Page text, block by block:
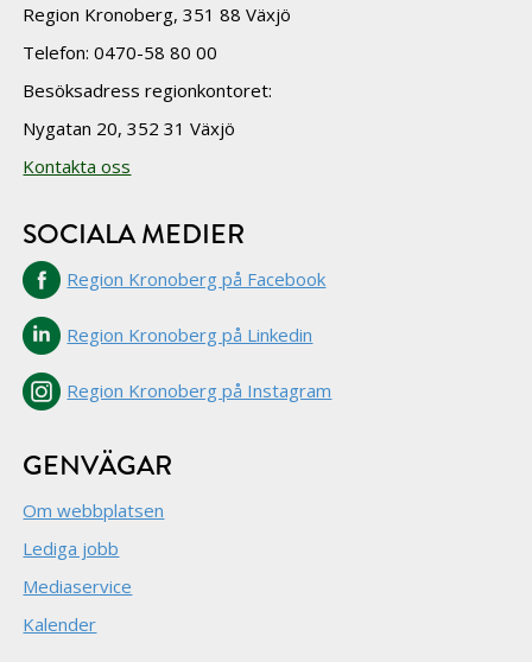
Region Kronoberg, 351 88 Växjö
Telefon: 0470-58 80 00
Besöksadress regionkontoret:
Nygatan 20, 352 31 Växjö
Kontakta oss
SOCIALA MEDIER
Region Kronoberg på Facebook
Region Kronoberg på Linkedin
Region Kronoberg på Instagram
GENVÄGAR
Om webbplatsen
Lediga jobb
Mediaservice
Kalender